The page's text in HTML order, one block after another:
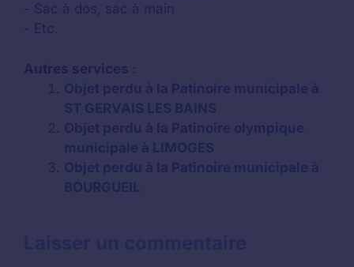
- Sac à dos, sac à main
- Etc.
Autres services :
Objet perdu à la Patinoire municipale à
ST GERVAIS LES BAINS
Objet perdu à la Patinoire olympique
municipale à LIMOGES
Objet perdu à la Patinoire municipale à
BOURGUEIL